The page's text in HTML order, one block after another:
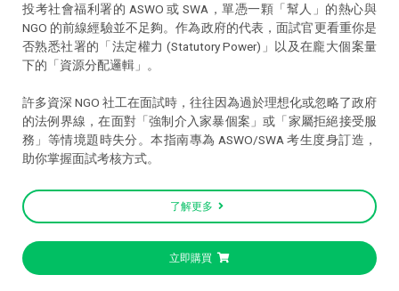
投考社會福利署的 ASWO 或 SWA，單憑一顆「幫人」的熱心與
NGO 的前線經驗並不足夠。作為政府的代表，面試官更看重你是
否熟悉社署的「法定權力 (Statutory Power)」以及在龐大個案量
下的「資源分配邏輯」。
許多資深 NGO 社工在面試時，往往因為過於理想化或忽略了政府
的法例界線，在面對「強制介入家暴個案」或「家屬拒絕接受服
務」等情境題時失分。本指南專為 ASWO/SWA 考生度身訂造，
助你掌握面試考核方式。
了解更多
立即購買